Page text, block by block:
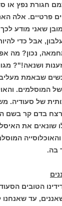
חגורת נפץ או
פרטיים. אלה
שאני מודע
אבל כדי
נכון? מה
ושנאה!"?
שבאמת
המוסלמים.
של סעודיה.
רצח בדם קר בשם
שונאים את
בה.
הטובים
עד